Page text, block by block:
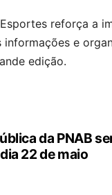
reforça a
informações e
edição.
da PNAB
22 de maio